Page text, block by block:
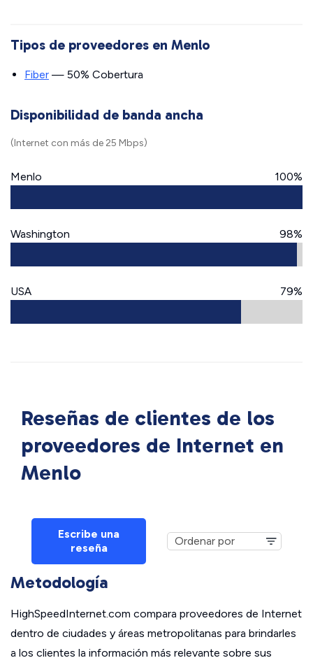
Tipos de proveedores en Menlo
Fiber — 50% Cobertura
Disponibilidad de banda ancha
(Internet con más de 25 Mbps)
Menlo 100%
Washington 98%
USA 79%
Reseñas de clientes de los
proveedores de Internet en
Menlo
Escribe una
reseña
Metodología
HighSpeedInternet.com compara proveedores de Internet
dentro de ciudades y áreas metropolitanas para brindarles
a los clientes la información más relevante sobre sus